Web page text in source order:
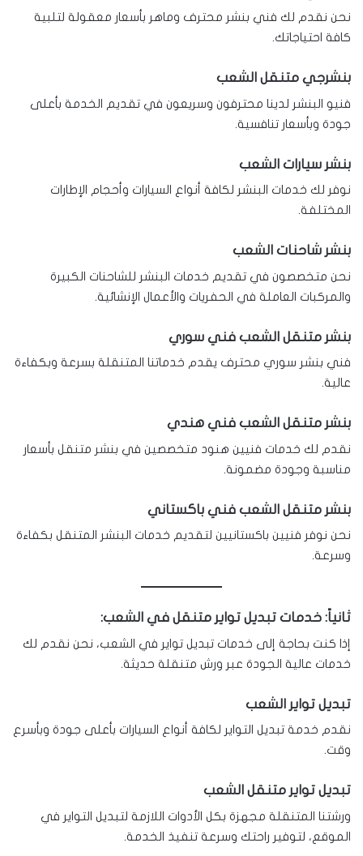
نحن نقدم لك فني بنشر محترف وماهر بأسعار معقولة لتلبية
كافة احتياجاتك.
بنشرجي متنقل الشعب
فنيو البنشر لدينا محترفون وسريعون في تقديم الخدمة بأعلى
جودة وبأسعار تنافسية.
بنشر سيارات الشعب
نوفر لك خدمات البنشر لكافة أنواع السيارات وأحجام الإطارات
المختلفة.
بنشر شاحنات الشعب
نحن متخصصون في تقديم خدمات البنشر للشاحنات الكبيرة
والمركبات العاملة في الحفريات والأعمال الإنشائية.
بنشر متنقل الشعب فني سوري
فني بنشر سوري محترف يقدم خدماتنا المتنقلة بسرعة وبكفاءة
عالية.
بنشر متنقل الشعب فني هندي
نقدم لك خدمات فنيين هنود متخصصين في بنشر متنقل بأسعار
مناسبة وجودة مضمونة.
بنشر متنقل الشعب فني باكستاني
نحن نوفر فنيين باكستانيين لتقديم خدمات البنشر المتنقل بكفاءة
وسرعة.
ثانياً: خدمات تبديل تواير متنقل في الشعب:
إذا كنت بحاجة إلى خدمات تبديل تواير في الشعب، نحن نقدم لك
خدمات عالية الجودة عبر ورش متنقلة حديثة.
تبديل تواير الشعب
نقدم خدمة تبديل التواير لكافة أنواع السيارات بأعلى جودة وبأسرع
وقت.
تبديل تواير متنقل الشعب
ورشتنا المتنقلة مجهزة بكل الأدوات اللازمة لتبديل التواير في
الموقع، لتوفير راحتك وسرعة تنفيذ الخدمة.